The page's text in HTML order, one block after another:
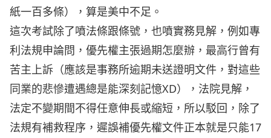
紙一百多條），算是美中不足。
這次考試除了噴法條跟條號，也噴實務見解，例如專
利法規申論問，優先權主張過期怎麼辦，最高行曾有
苦主上訴（應該是事務所逾期未送證明文件，對這些
同業的悲慘遭遇總是能深刻記憶XD），法院見解，
法定不變期間不得任意伸長或縮短，所以駁回，除了
法規有補救程序，遲誤補優先權文件正本就是只能17